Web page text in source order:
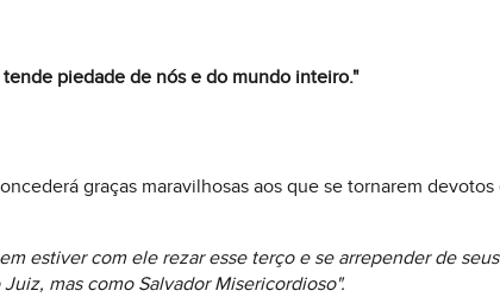
piedade de nós e do mundo inteiro."
graças maravilhosas aos que se tornarem
estiver com ele rezar esse terço e se arrepender de
mas como Salvador Misericordioso".